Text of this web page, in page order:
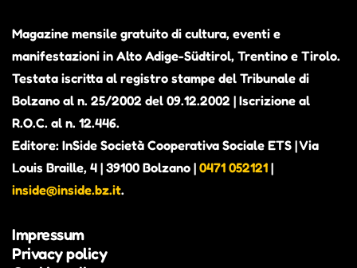
Magazine mensile gratuito di cultura, eventi e
manifestazioni in Alto Adige-Südtirol, Trentino e Tirolo.
Testata iscritta al registro stampe del Tribunale di
Bolzano al n. 25/2002 del 09.12.2002 | Iscrizione al
R.O.C. al n. 12.446.
Editore: InSide Società Cooperativa Sociale ETS | Via
Louis Braille, 4 | 39100 Bolzano | 0471 052121 |
inside@inside.bz.it.
Impressum
Privacy policy